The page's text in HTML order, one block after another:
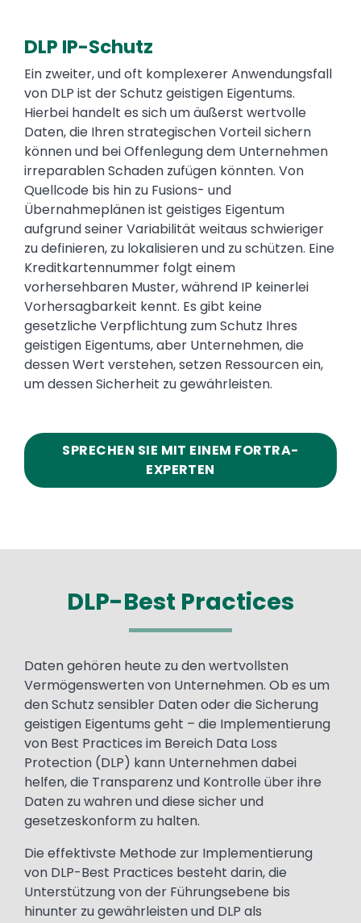
DLP IP-Schutz
Ein zweiter, und oft komplexerer Anwendungsfall
von DLP ist der Schutz geistigen Eigentums.
Hierbei handelt es sich um äußerst wertvolle
Daten, die Ihren strategischen Vorteil sichern
können und bei Offenlegung dem Unternehmen
irreparablen Schaden zufügen könnten. Von
Quellcode bis hin zu Fusions- und
Übernahmeplänen ist geistiges Eigentum
aufgrund seiner Variabilität weitaus schwieriger
zu definieren, zu lokalisieren und zu schützen. Eine
Kreditkartennummer folgt einem
vorhersehbaren Muster, während IP keinerlei
Vorhersagbarkeit kennt. Es gibt keine
gesetzliche Verpflichtung zum Schutz Ihres
geistigen Eigentums, aber Unternehmen, die
dessen Wert verstehen, setzen Ressourcen ein,
um dessen Sicherheit zu gewährleisten.
SPRECHEN SIE MIT EINEM FORTRA-
EXPERTEN
DLP-Best Practices
Text
Daten gehören heute zu den wertvollsten
Vermögenswerten von Unternehmen. Ob es um
den Schutz sensibler Daten oder die Sicherung
geistigen Eigentums geht – die Implementierung
von Best Practices im Bereich Data Loss
Protection (DLP) kann Unternehmen dabei
helfen, die Transparenz und Kontrolle über ihre
Daten zu wahren und diese sicher und
gesetzeskonform zu halten.
Die effektivste Methode zur Implementierung
von DLP-Best Practices besteht darin, die
Unterstützung von der Führungsebene bis
hinunter zu gewährleisten und DLP als